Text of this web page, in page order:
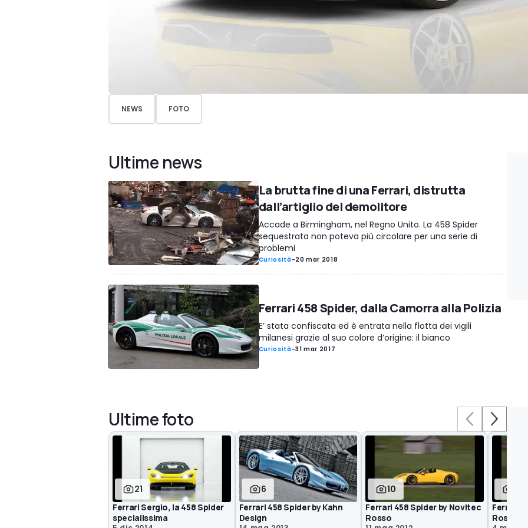
NEWS FOTO
Ultime news
La brutta fine di una Ferrari, distrutta
dall’artiglio del demolitore
Accade a Birmingham, nel Regno Unito. La 458 Spider
sequestrata non poteva più circolare per una serie di
problemi
Curiosità-20 mar 2018
Ferrari 458 Spider, dalla Camorra alla Polizia
E’ stata confiscata ed è entrata nella flotta dei vigili
milanesi grazie al suo colore d’origine: il bianco
Curiosità-31 mar 2017
Ultime foto
21
Ferrari Sergio, la 458 Spider
specialissima
6
Ferrari 458 Spider by Kahn
Design
10
Ferrari 458 Spider by Novitec
Rosso
Ferrari
Rosso